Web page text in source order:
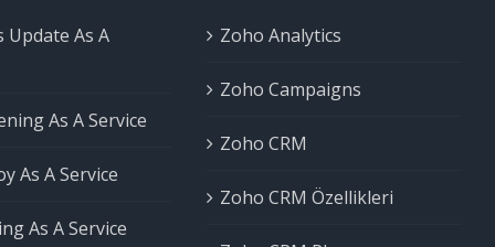
Update As A
As A Service
As A Service
As A Service
Zoho Analytics
Zoho Campaigns
Zoho CRM
Zoho CRM Özellikleri